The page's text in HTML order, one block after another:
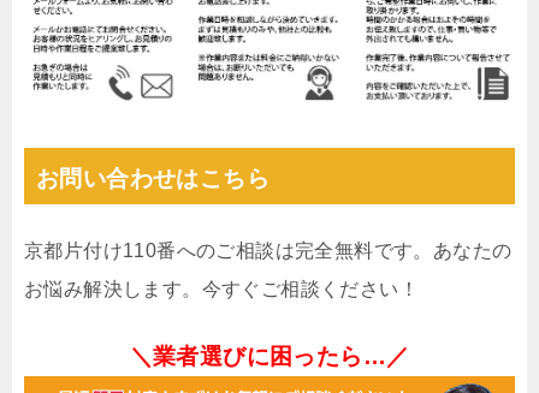
お問い合わせはこちら
京都片付け110番へのご相談は完全無料です。あなたの
お悩み解決します。今すぐご相談ください！
＼業者選びに困ったら…／